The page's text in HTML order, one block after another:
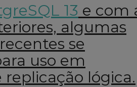
13 e com
algumas
se
uso em
lógica.